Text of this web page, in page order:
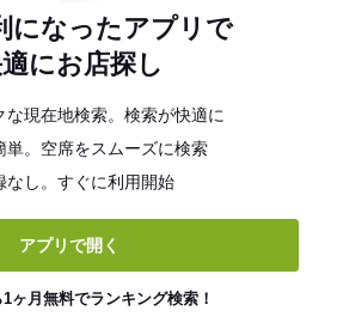
になったアプリで
にお店探し
な現在地検索。検索が快適に
単。空席をスムーズに検索
なし。すぐに利用開始
アプリで開く
ヶ月無料でランキング検索！